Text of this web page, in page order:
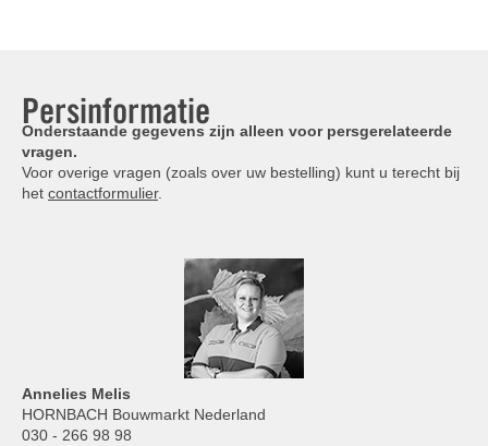
Persinformatie
Onderstaande gegevens zijn alleen voor persgerelateerde
vragen.
Voor overige vragen (zoals over uw bestelling) kunt u terecht bij
het contactformulier.
Annelies Melis
HORNBACH Bouwmarkt Nederland
030 - 266 98 98